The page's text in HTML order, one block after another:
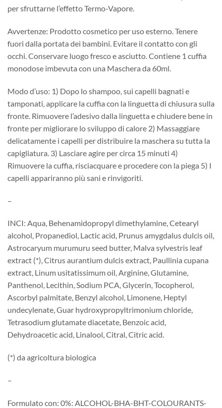
per sfruttarne l’effetto Termo-Vapore.
Avvertenze: Prodotto cosmetico per uso esterno. Tenere
fuori dalla portata dei bambini. Evitare il contatto con gli
occhi. Conservare luogo fresco e asciutto. Contiene 1 cuffia
monodose imbevuta con una Maschera da 60ml.
Modo d’uso: 1) Dopo lo shampoo, sui capelli bagnati e
tamponati, applicare la cuffia con la linguetta di chiusura sulla
fronte. Rimuovere l’adesivo dalla linguetta e chiudere bene in
fronte per migliorare lo sviluppo di calore 2) Massaggiare
delicatamente i capelli per distribuire la maschera su tutta la
capigliatura. 3) Lasciare agire per circa 15 minuti 4)
Rimuovere la cuffia, risciacquare e procedere con la piega 5) I
capelli appariranno più sani e rinvigoriti.
–
INCI: Aqua, Behenamidopropyl dimethylamine, Cetearyl
alcohol, Propanediol, Lactic acid, Prunus amygdalus dulcis oil,
Astrocaryum murumuru seed butter, Malva sylvestris leaf
extract (*), Citrus aurantium dulcis extract, Paullinia cupana
extract, Linum usitatissimum oil, Arginine, Glutamine,
Panthenol, Lecithin, Sodium PCA, Glycerin, Tocopherol,
Ascorbyl palmitate, Benzyl alcohol, Limonene, Heptyl
undecylenate, Guar hydroxypropyltrimonium chloride,
Tetrasodium glutamate diacetate, Benzoic acid,
Dehydroacetic acid, Linalool, Citral, Citric acid.
(*) da agricoltura biologica
–
Formulato con: 0%: ALCOHOL-BHA-BHT-COLOURANTS-